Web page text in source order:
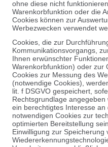
ohne diese nicht
Warenkorbfunktion oder die
Cookies können zur
Werbezwecken verwendet
Cookies, die zur
Kommunikationsvorgangs,
Ihnen erwünschter
Warenkorbfunktion) oder zur
Cookies zur Messung des
(notwendige Cookies),
lit. f DSGVO gespeichert,
Rechtsgrundlage
ein berechtigtes Interesse an
notwendigen Cookies zur
optimierten Bereitstellung
Einwilligung zur